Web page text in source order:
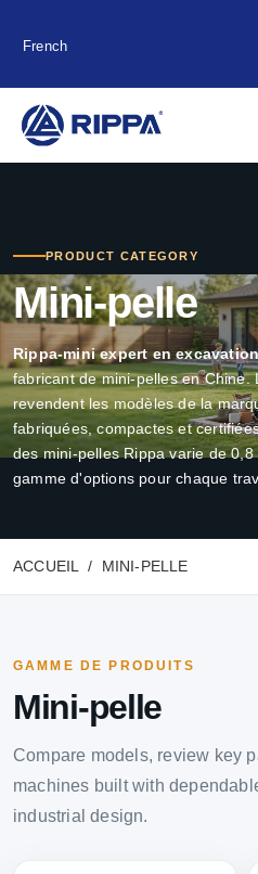
French
PRODUCT CATEGORY
Mini-pelle
Rippa-mini expert en
fabricant de mini-pelles en Chine.
revendent les modèles de la
fabriquées, compactes et
des mini-pelles Rippa varie de
gamme d'options pour chaque
ACCUEIL MINI-PELLE
GAMME DE PRODUITS
Mini-pelle
Compare models, review key
machines built with
industrial design.